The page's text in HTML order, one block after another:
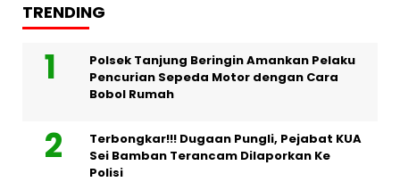
TRENDING
Polsek Tanjung Beringin Amankan Pelaku
Pencurian Sepeda Motor dengan Cara
Bobol Rumah
Terbongkar!!! Dugaan Pungli, Pejabat KUA
Sei Bamban Terancam Dilaporkan Ke
Polisi